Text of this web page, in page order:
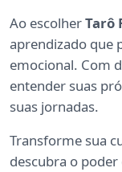
Ao escolherTarô
aprendizado que
emocional. Com
entender suas
suas jornadas.
Transforme sua
descubra o poder